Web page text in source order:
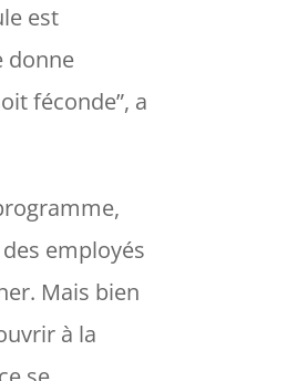
est
donne
féconde”, a
employés
Mais bien
à la